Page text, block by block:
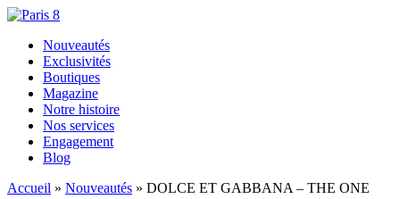
Nouveautés
Exclusivités
Boutiques
Magazine
Notre histoire
Nos services
Engagement
Blog
Accueil » Nouveautés » DOLCE ET GABBANA – THE ONE